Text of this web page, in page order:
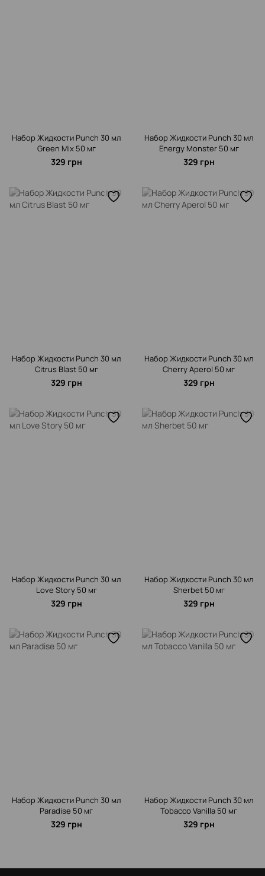
Набор Жидкости Punch 30 мл
Green Mix 50 мг
329 грн
Набор Жидкости Punch 30 мл
Energy Monster 50 мг
329 грн
Набор Жидкости Punch 30 мл
Citrus Blast 50 мг
329 грн
Набор Жидкости Punch 30 мл
Cherry Aperol 50 мг
329 грн
Набор Жидкости Punch 30 мл
Love Story 50 мг
329 грн
Набор Жидкости Punch 30 мл
Sherbet 50 мг
329 грн
Набор Жидкости Punch 30 мл
Paradise 50 мг
329 грн
Набор Жидкости Punch 30 мл
Tobacco Vanilla 50 мг
329 грн